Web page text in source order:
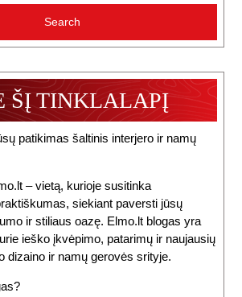
ŠĮ TINKLALAPĮ
patikimas šaltinis interjero ir namų
– vietą, kurioje susitinka
siekiant paversti jūsų
ir stiliaus oazę. Elmo.lt blogas yra
ieško įkvėpimo, patarimų ir naujausių
dizaino ir namų gerovės srityje.